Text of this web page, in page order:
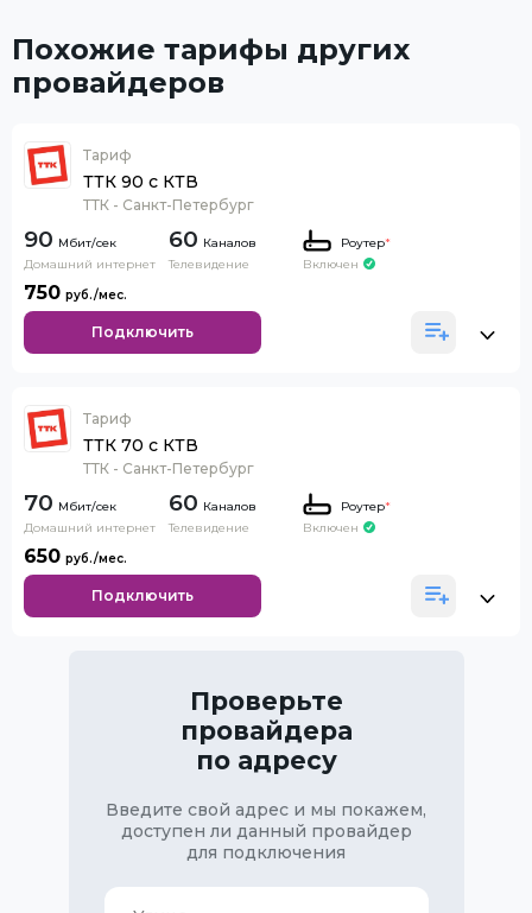
Похожие тарифы других
провайдеров
Тариф
ТТК 90 с КТВ
ТТК - Санкт-Петербург
90
Домашний интернет
60 Каналов
Телевидение
Роутер*
Включен
750
Подключить
Тариф
ТТК 70 с КТВ
ТТК - Санкт-Петербург
70
Домашний интернет
60 Каналов
Телевидение
Роутер*
Включен
650
Подключить
Проверьте
провайдера
по адресу
Введите свой адрес и мы покажем,
доступен ли данный провайдер
для подключения